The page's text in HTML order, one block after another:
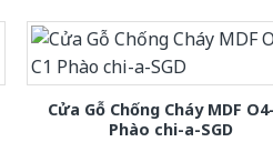
Cửa Gỗ Chống Cháy MDF
Phào chi-a-SGD